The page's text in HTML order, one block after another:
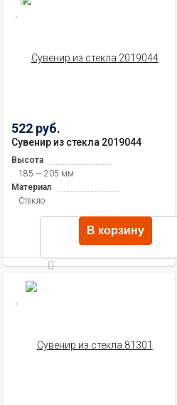
522 руб.
Сувенир из стекла 2019044
Высота
185 — 205 мм
Материал
Стекло
В корзину